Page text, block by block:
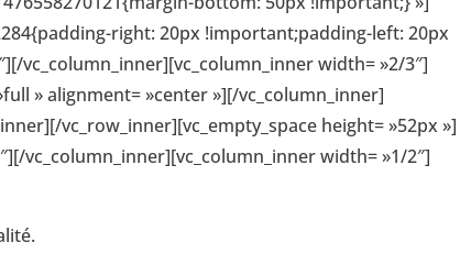
right: 20px !important;padding-left: 20px
vc_column_inner][vc_column_inner width= »2/3″]
» alignment= »center »][/vc_column_inner]
vc_row_inner][vc_empty_space height= »52px »]
vc_column_inner][vc_column_inner width= »1/2″]